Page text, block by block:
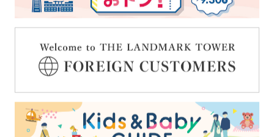
イベントニュース
ショップガイド
グルメガイド
フロアガイド